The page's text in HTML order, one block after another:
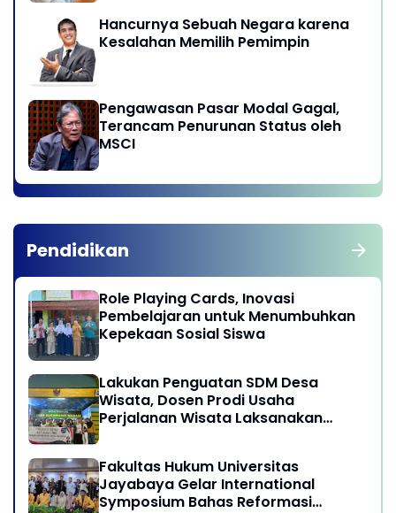
Hancurnya Sebuah Negara karena
Kesalahan Memilih Pemimpin
Pengawasan Pasar Modal Gagal,
Terancam Penurunan Status oleh
MSCI
Pendidikan
Role Playing Cards, Inovasi
Pembelajaran untuk Menumbuhkan
Kepekaan Sosial Siswa
Lakukan Penguatan SDM Desa
Wisata, Dosen Prodi Usaha
Perjalanan Wisata Laksanakan
Sukamandi Masagi - Kabupaten
Subang, Jawa Barat
Fakultas Hukum Universitas
Jayabaya Gelar International
Symposium Bahas Reformasi